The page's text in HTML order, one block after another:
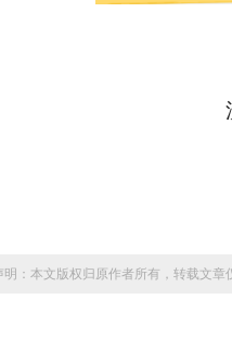
明：本文版权归原作者所有，转载文